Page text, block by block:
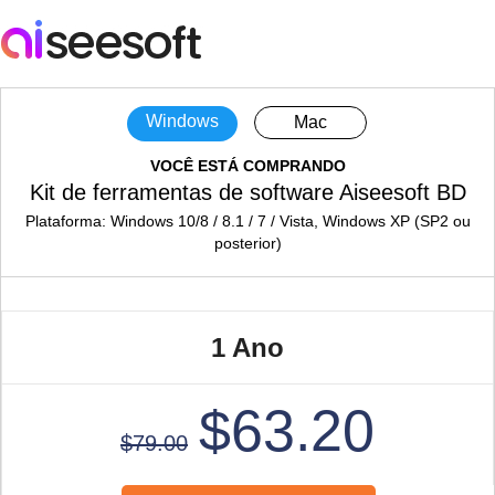
Windows Mac
VOCÊ ESTÁ COMPRANDO
Kit de ferramentas de software Aiseesoft BD
Plataforma: Windows 10/8 / 8.1 / 7 / Vista, Windows XP (SP2 ou
posterior)
1 Ano
$79.00 $63.20